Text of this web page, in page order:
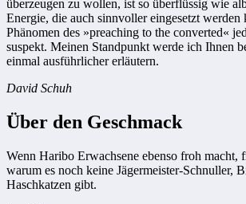
überzeugen zu wollen, ist so überflüssig wie
Energie, die auch sinnvoller eingesetzt werden
Phänomen des »preaching to the converted«
suspekt. Meinen Standpunkt werde ich Ihnen
einmal ausführlicher erläutern.
David Schuh
Über den Geschmack
Wenn Haribo Erwachsene ebenso froh macht,
warum es noch keine Jägermeister-Schnuller,
Haschkatzen gibt.